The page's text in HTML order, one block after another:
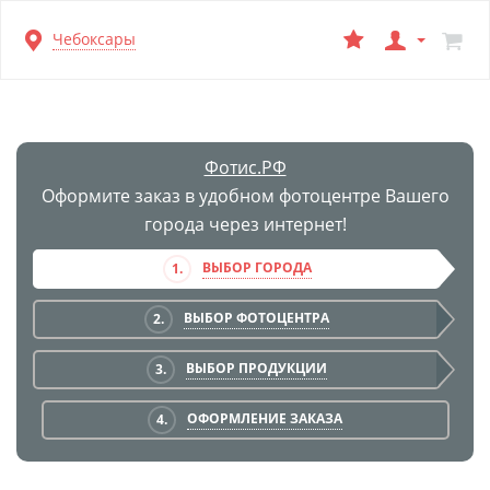
Перейти
к
Чебоксары
Фотис.РФ
Оформите заказ в удобном фотоцентре Вашего
города через интернет!
1. ВЫБОР ГОРОДА
2. ВЫБОР ФОТОЦЕНТРА
3. ВЫБОР ПРОДУКЦИИ
4. ОФОРМЛЕНИЕ ЗАКАЗА